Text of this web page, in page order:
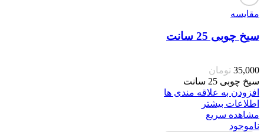
مقایسه
سیخ چوبی 25 سانت
35,000 تومان
سیخ چوبی 25 سانت
افزودن به علاقه مندی ها
اطلاعات بیشتر
مشاهده سریع
ناموجود